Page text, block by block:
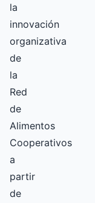
la
innovación
organizativa
de
la
Red
de
Alimentos
Cooperativos
a
partir
de